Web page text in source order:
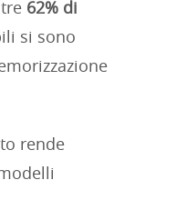
62% di
si sono
rende